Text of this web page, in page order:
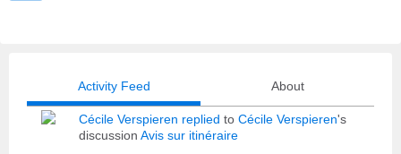
Activity Feed About
Cécile Verspieren replied to Cécile Verspieren's
discussion Avis sur itinéraire